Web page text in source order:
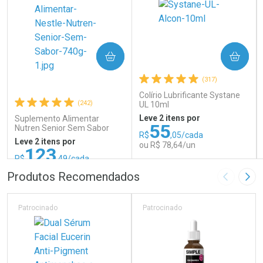
(242)
Suplemento Alimentar
Nutren Senior Sem Sabor
740g
Leve 2 itens por
R$123,49/cada
COMPRAR
FECHAR
FECHAR
Por Menos
(317)
Colírio Lubrificante Systane
UL 10ml
Leve 2 itens por
R$55,05/cada
ou R$ 78,64/un
COMPRAR
Por Menos
Produtos Recomendados Imagem
Patrocinado Patrocinado